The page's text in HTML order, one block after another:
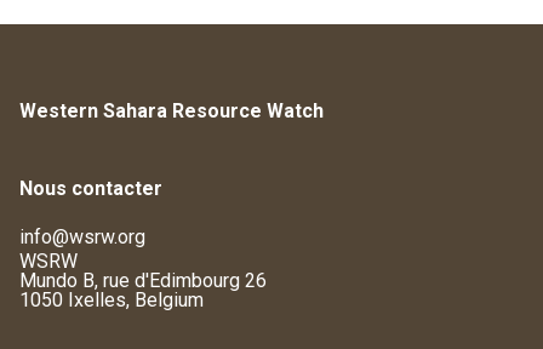
Western Sahara Resource Watch
Nous contacter
info@wsrw.org
WSRW
Mundo B, rue d'Edimbourg 26
1050 Ixelles, Belgium